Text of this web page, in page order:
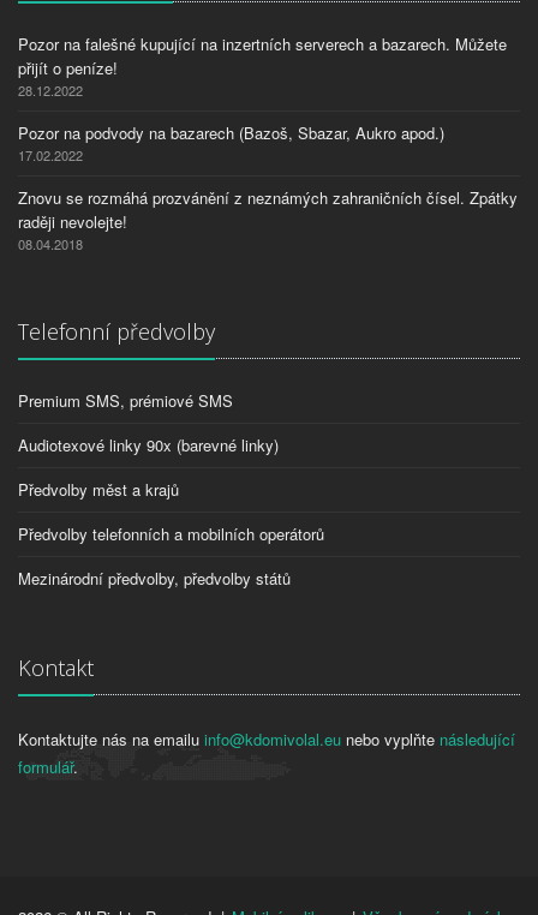
Pozor na falešné kupující na inzertních serverech a bazarech. Můžete
přijít o peníze!
28.12.2022
Pozor na podvody na bazarech (Bazoš, Sbazar, Aukro apod.)
17.02.2022
Znovu se rozmáhá prozvánění z neznámých zahraničních čísel. Zpátky
raději nevolejte!
08.04.2018
Telefonní předvolby
Premium SMS, prémiové SMS
Audiotexové linky 90x (barevné linky)
Předvolby měst a krajů
Předvolby telefonních a mobilních operátorů
Mezinárodní předvolby, předvolby států
Kontakt
Kontaktujte nás na emailu info@kdomivolal.eu nebo vyplňte následující
formulář.